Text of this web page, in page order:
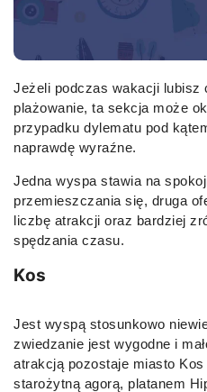
Jeżeli podczas wakacji lubisz
plażowanie, ta sekcja może
przypadku dylematu pod
naprawdę wyraźne.
Jedna wyspa stawia na
przemieszczania się, druga
liczbę atrakcji oraz bardziej
spędzania czasu.
Kos
Jest wyspą stosunkowo
zwiedzanie jest wygodne i
atrakcją pozostaje miasto
starożytną agorą, platanem